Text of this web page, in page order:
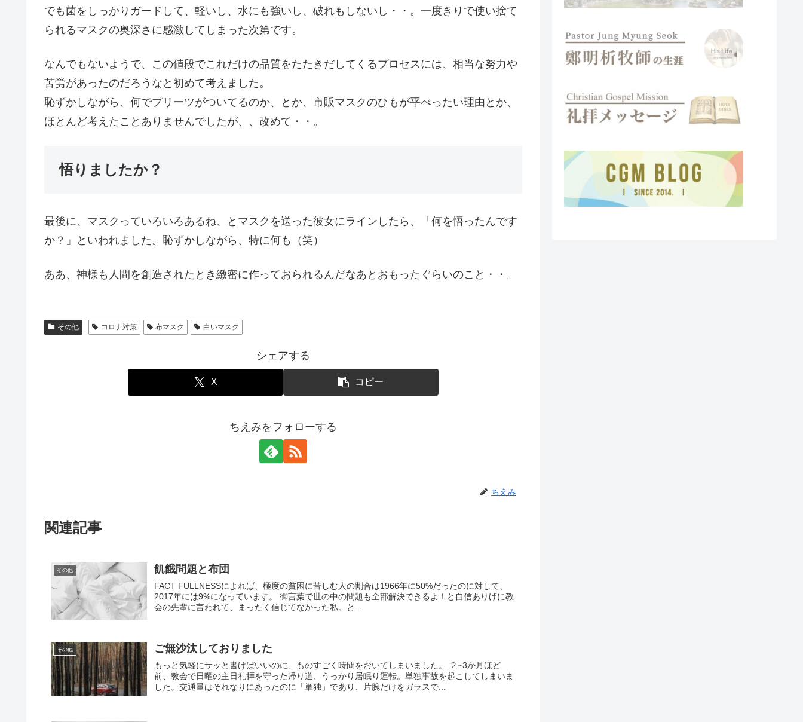
でも菌をしっかりガードして、軽いし、水にも強いし、破れもしないし・・。一度きりで使い捨て
られるマスクの奥深さに感激してしまった次第です。
なんでもないようで、この値段でこれだけの品質をたたきだしてくるプロセスには、相当な努力や
苦労があったのだろうなと初めて考えました。
恥ずかしながら、何でプリーツがついてるのか、とか、市販マスクのひもが平べったい理由とか、
ほとんど考えたことありませんでしたが、、改めて・・。
悟りましたか？
最後に、マスクっていろいろあるね、とマスクを送った彼女にラインしたら、「何を悟ったんです
か？」といわれました。恥ずかしながら、特に何も（笑）
ああ、神様も人間を創造されたとき緻密に作っておられるんだなあとおもったぐらいのこと・・。
その他 コロナ対策 布マスク 白いマスク
シェアする
X コピー
ちえみをフォローする
ちえみ
関連記事
その他 飢餓問題と布団
FACT FULLNESSによれば、極度の貧困に苦しむ人の割合は1966年に50%だったのに対して、
2017年には9%になっています。 御言葉で世の中の問題も全部解決できるよ！と自信ありげに教
会の先輩に言われて、まったく信じてなかった私。と...
その他 ご無沙汰しておりました
もっと気軽にサッと書けばいいのに、ものすごく時間をおいてしまいました。 ２~3か月ほど
前、教会で日曜の主日礼拝を守った帰り道、うっかり居眠り運転。単独事故を起こしてしまいま
した。交通量はそれなりにあったのに「単独」であり、片腕だけをガラスで...